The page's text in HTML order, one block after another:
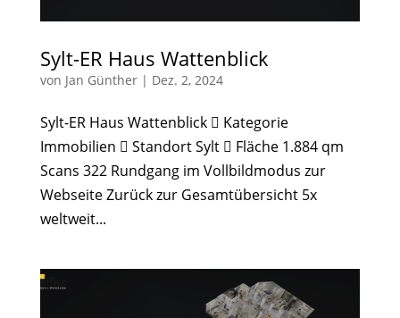
Sylt-ER Haus Wattenblick
von Jan Günther| Dez. 2, 2024
Sylt-ER Haus Wattenblick  Kategorie
Immobilien  Standort Sylt  Fläche 1.884 qm
Scans 322 Rundgang im Vollbildmodus zur
Webseite Zurück zur Gesamtübersicht 5x
weltweit...